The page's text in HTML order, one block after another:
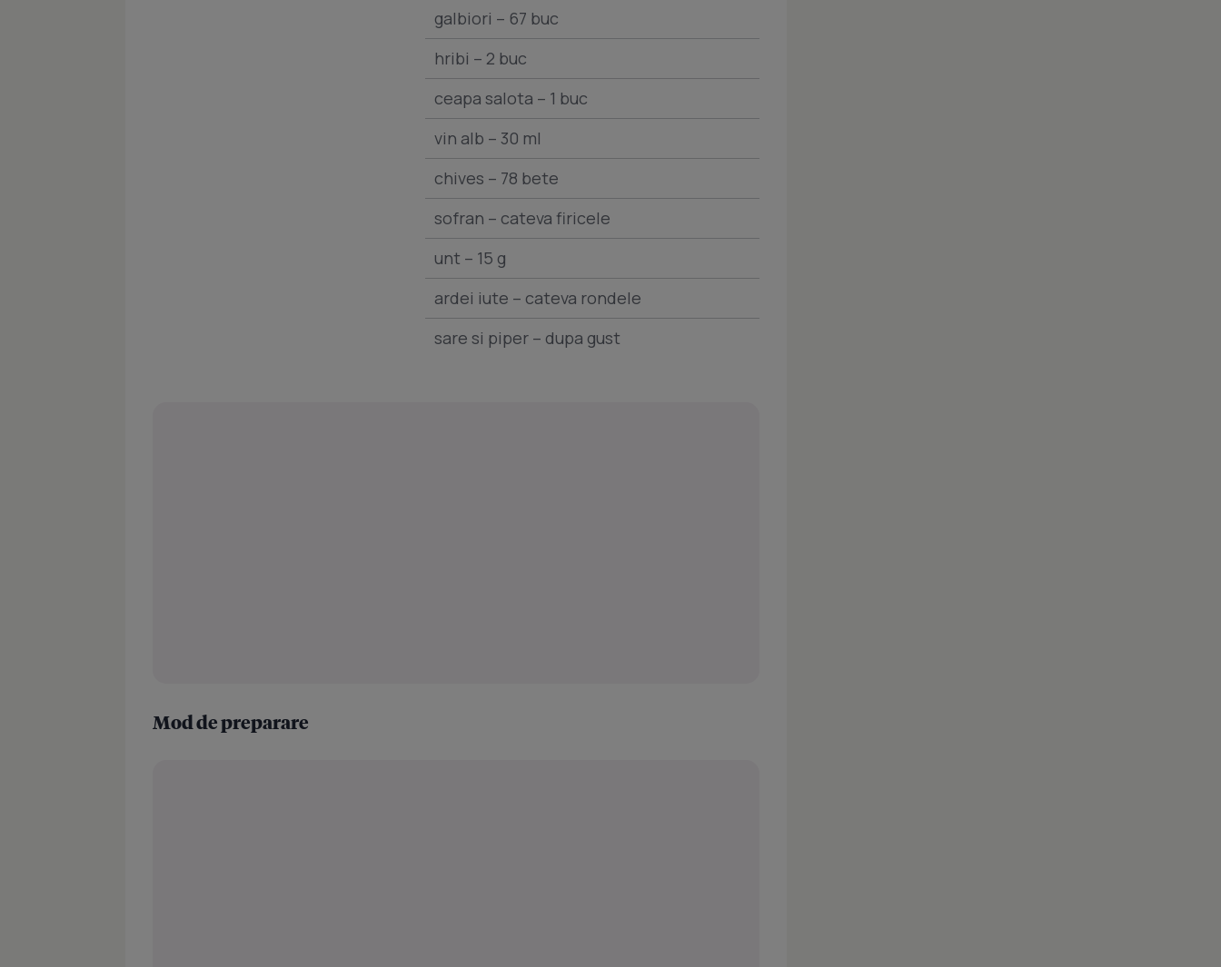
galbiori – 67 buc
hribi – 2 buc
ceapa salota – 1 buc
vin alb – 30 ml
chives – 78 bete
sofran – cateva firicele
unt – 15 g
ardei iute – cateva rondele
sare si piper – dupa gust
Mod de preparare